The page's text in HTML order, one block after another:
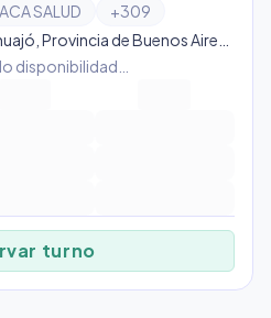
ACA SALUD +309
disponibilidad…
turno